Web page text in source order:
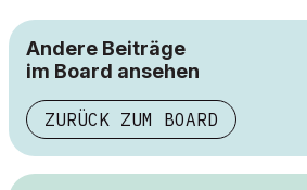
Andere Beiträge
im Board ansehen
ZURÜCK ZUM BOARD